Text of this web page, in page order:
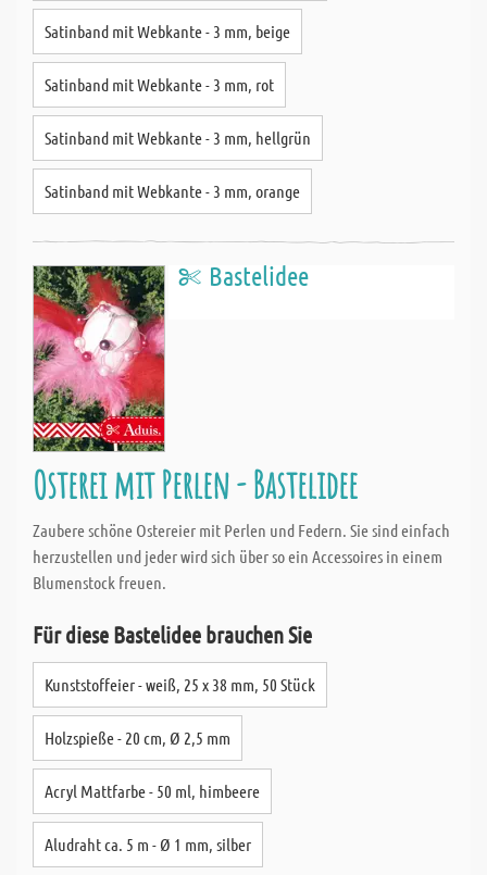
Satinband mit Webkante - 3 mm, beige
Satinband mit Webkante - 3 mm, rot
Satinband mit Webkante - 3 mm, hellgrün
Satinband mit Webkante - 3 mm, orange
Bastelidee
Osterei mit Perlen - Bastelidee
Zaubere schöne Ostereier mit Perlen und Federn. Sie sind einfach
herzustellen und jeder wird sich über so ein Accessoires in einem
Blumenstock freuen.
Für diese Bastelidee brauchen Sie
Kunststoffeier - weiß, 25 x 38 mm, 50 Stück
Holzspieße - 20 cm, Ø 2,5 mm
Acryl Mattfarbe - 50 ml, himbeere
Aludraht ca. 5 m - Ø 1 mm, silber